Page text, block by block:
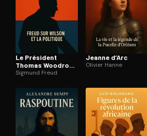
Le Président
Thomas Woodrow
Wilson
Sigmund Freud
Jeanne d’Arc
Olivier Hanne